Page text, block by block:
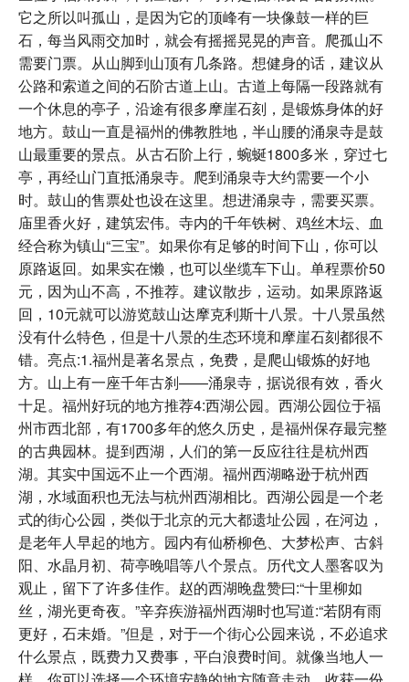
它之所以叫孤山，是因为它的顶峰有一块像鼓一样的巨
石，每当风雨交加时，就会有摇摇晃晃的声音。爬孤山不
需要门票。从山脚到山顶有几条路。想健身的话，建议从
公路和索道之间的石阶古道上山。古道上每隔一段路就有
一个休息的亭子，沿途有很多摩崖石刻，是锻炼身体的好
地方。鼓山一直是福州的佛教胜地，半山腰的涌泉寺是鼓
山最重要的景点。从古石阶上行，蜿蜒1800多米，穿过七
亭，再经山门直抵涌泉寺。爬到涌泉寺大约需要一个小
时。鼓山的售票处也设在这里。想进涌泉寺，需要买票。
庙里香火好，建筑宏伟。寺内的千年铁树、鸡丝木坛、血
经合称为镇山“三宝”。如果你有足够的时间下山，你可以
原路返回。如果实在懒，也可以坐缆车下山。单程票价50
元，因为山不高，不推荐。建议散步，运动。如果原路返
回，10元就可以游览鼓山达摩克利斯十八景。十八景虽然
没有什么特色，但是十八景的生态环境和摩崖石刻都很不
错。亮点:1.福州是著名景点，免费，是爬山锻炼的好地
方。山上有一座千年古刹——涌泉寺，据说很有效，香火
十足。福州好玩的地方推荐4:西湖公园。西湖公园位于福
州市西北部，有1700多年的悠久历史，是福州保存最完整
的古典园林。提到西湖，人们的第一反应往往是杭州西
湖。其实中国远不止一个西湖。福州西湖略逊于杭州西
湖，水域面积也无法与杭州西湖相比。西湖公园是一个老
式的街心公园，类似于北京的元大都遗址公园，在河边，
是老年人早起的地方。园内有仙桥柳色、大梦松声、古斜
阳、水晶月初、荷亭晚唱等八个景点。历代文人墨客叹为
观止，留下了许多佳作。赵的西湖晚盘赞曰:“十里柳如
丝，湖光更奇夜。”辛弃疾游福州西湖时也写道:“若阴有雨
更好，石未婚。”但是，对于一个街心公园来说，不必追求
什么景点，既费力又费事，平白浪费时间。就像当地人一